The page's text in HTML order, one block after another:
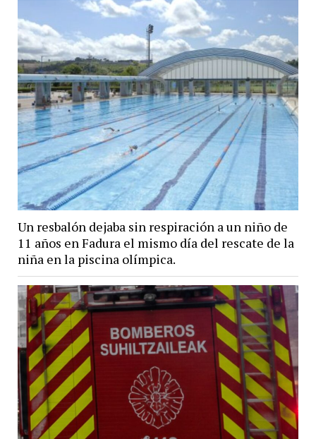
Un resbalón dejaba sin respiración a un niño de
11 años en Fadura el mismo día del rescate de la
niña en la piscina olímpica.